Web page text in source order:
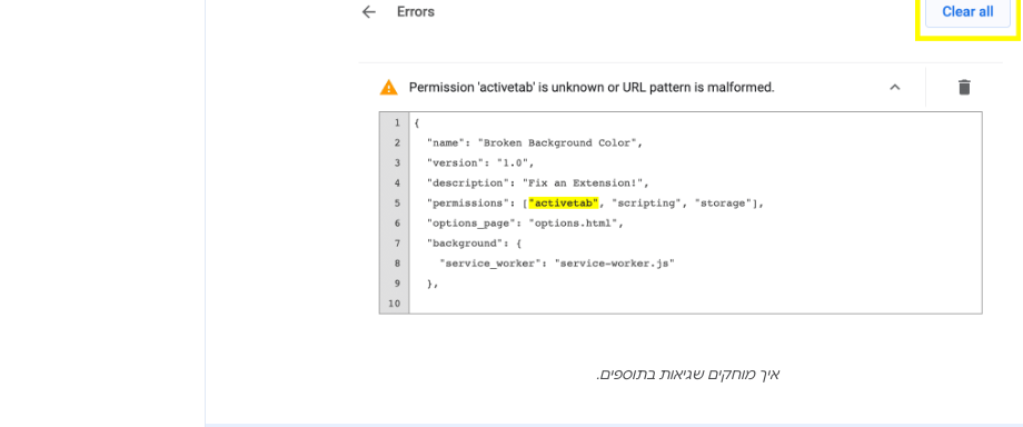
איך מוחקים שגיאות בתוספים.